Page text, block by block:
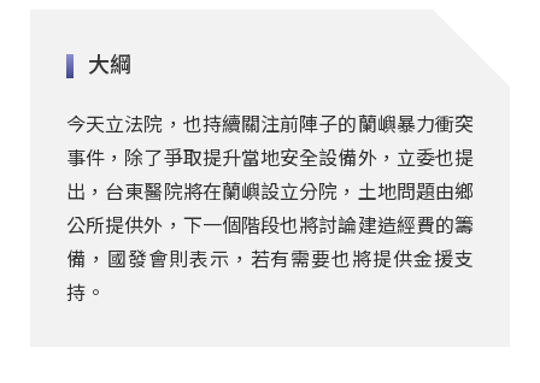
大綱
今天立法院，也持續關注前陣子的蘭嶼暴力衝突
事件，除了爭取提升當地安全設備外，立委也提
出，台東醫院將在蘭嶼設立分院，土地問題由鄉
公所提供外，下一個階段也將討論建造經費的籌
備，國發會則表示，若有需要也將提供金援支
持。